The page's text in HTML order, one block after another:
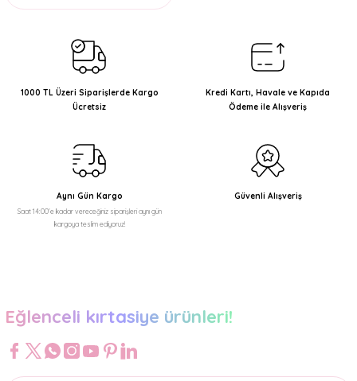
1000 TL Üzeri Siparişlerde Kargo
Ücretsiz
Kredi Kartı, Havale ve Kapıda
Ödeme ile Alışveriş
Aynı Gün Kargo
Saat 14:00'e kadar vereceğiniz siparişleri aynı gün
kargoya teslim ediyoruz!
Güvenli Alışveriş
Eğlenceli kırtasiye ürünleri!